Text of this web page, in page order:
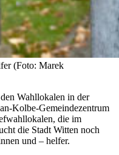
(Foto: Marek
Wahllokalen in der
Kolbe-Gemeindezentrum
die im
die Stadt Witten noch
und – helfer.